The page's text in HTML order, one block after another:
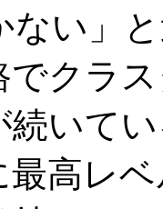
ない」
クラ
続いて
最高レ